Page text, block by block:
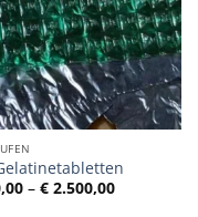
– €2.500,00